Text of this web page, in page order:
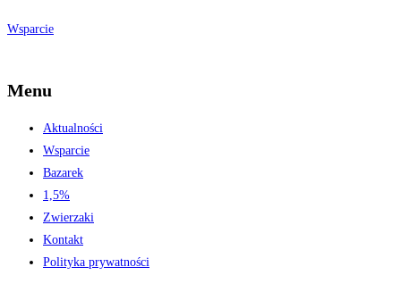
Wsparcie
Menu
Aktualności
Wsparcie
Bazarek
1,5%
Zwierzaki
Kontakt
Polityka prywatności